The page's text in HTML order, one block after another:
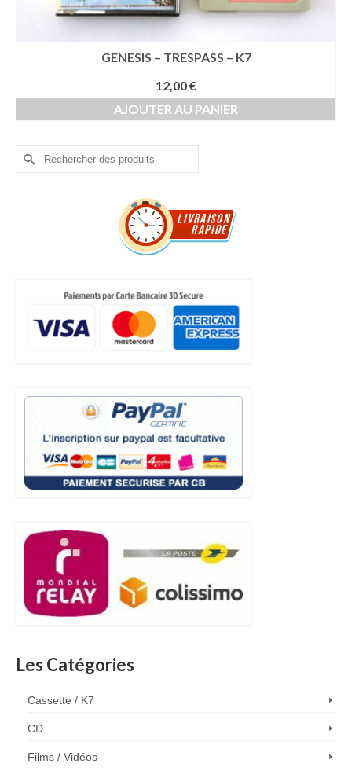
GENESIS – TRESPASS – K7
12,00€
AJOUTER AU PANIER
Rechercher :
Les Catégories
Cassette / K7
CD
Films / Vidéos